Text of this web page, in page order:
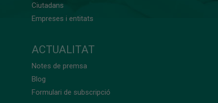
Ciutadans
Empreses i entitats
ACTUALITAT
Notes de premsa
Blog
Formulari de subscripció